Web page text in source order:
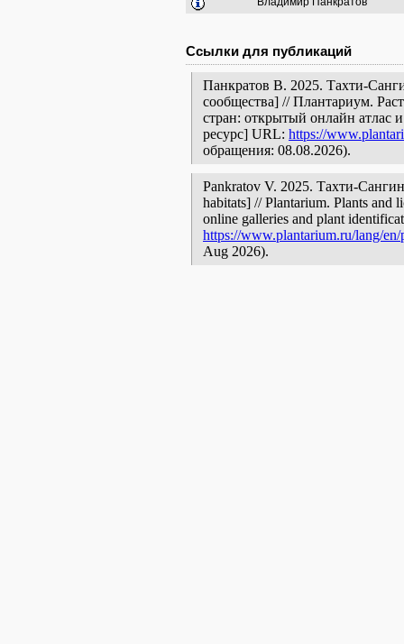
Ссылки для публикаций
Панкратов В. 2025. Тахти-
сообщества] // Плантариум.
стран: открытый онлайн атлас
ресурс] URL: https://
обращения: 08.08.2026).
Pankratov V. 2025. Тахти-
habitats] // Plantarium. Plants and
online galleries and plant
https://www.plantarium.ru/lang/
Aug 2026).